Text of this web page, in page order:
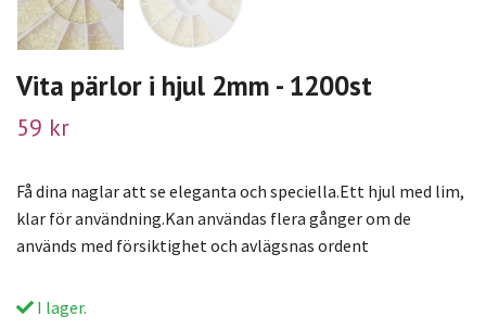
Vita pärlor i hjul 2mm - 1200st
59 kr
Få dina naglar att se eleganta och speciella.Ett hjul med lim,
klar för användning.Kan användas flera gånger om de
används med försiktighet och avlägsnas ordent
I lager.